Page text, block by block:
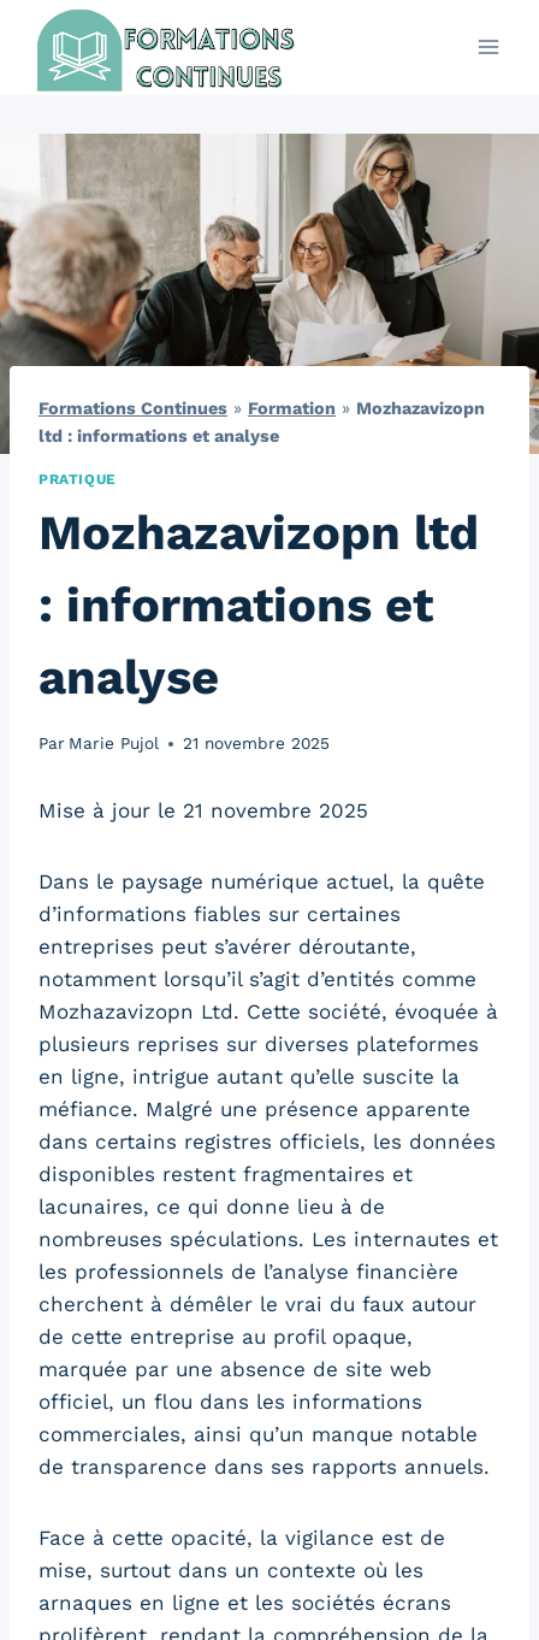
contenu
Formations Continues » Formation » Mozhazavizopn
ltd : informations et analyse
PRATIQUE
Mozhazavizopn ltd
: informations et
analyse
Par Marie Pujol 21 novembre 2025
Mise à jour le 21 novembre 2025
Dans le paysage numérique actuel, la quête
d’informations fiables sur certaines
entreprises peut s’avérer déroutante,
notamment lorsqu’il s’agit d’entités comme
Mozhazavizopn Ltd. Cette société, évoquée à
plusieurs reprises sur diverses plateformes
en ligne, intrigue autant qu’elle suscite la
méfiance. Malgré une présence apparente
dans certains registres officiels, les données
disponibles restent fragmentaires et
lacunaires, ce qui donne lieu à de
nombreuses spéculations. Les internautes et
les professionnels de l’analyse financière
cherchent à démêler le vrai du faux autour
de cette entreprise au profil opaque,
marquée par une absence de site web
officiel, un flou dans les informations
commerciales, ainsi qu’un manque notable
de transparence dans ses rapports annuels.
Face à cette opacité, la vigilance est de
mise, surtout dans un contexte où les
arnaques en ligne et les sociétés écrans